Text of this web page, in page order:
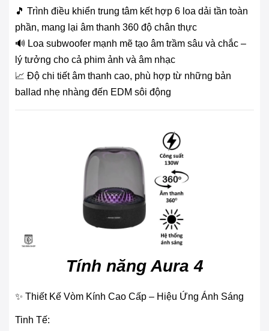
🎵 Trình điều khiển trung tâm kết hợp 6 loa dải tần toàn
phần, mang lại âm thanh 360 độ chân thực
🔊 Loa subwoofer mạnh mẽ tạo âm trầm sâu và chắc –
lý tưởng cho cả phim ảnh và âm nhạc
📈 Độ chi tiết âm thanh cao, phù hợp từ những bản
ballad nhẹ nhàng đến EDM sôi động
Tính năng Aura 4
✨ Thiết Kế Vòm Kính Cao Cấp – Hiệu Ứng Ánh Sáng
Tinh Tế: